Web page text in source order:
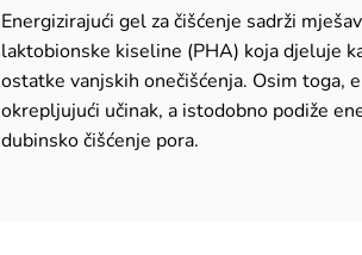
Energizirajući gel za čišćenje sadrži
laktobionske kiseline (PHA) koja djeluje
ostatke vanjskih onečišćenja. Osim toga,
okrepljujući učinak, a istodobno podiže
dubinsko čišćenje pora.